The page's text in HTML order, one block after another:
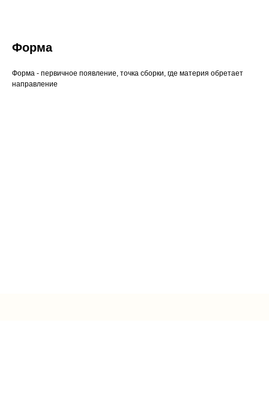
Форма
Форма - первичное появление, точка сборки, где материя обретает
направление